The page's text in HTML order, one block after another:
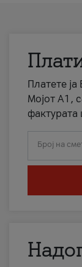
Платете
Мојот А1,
фактурата
Број на